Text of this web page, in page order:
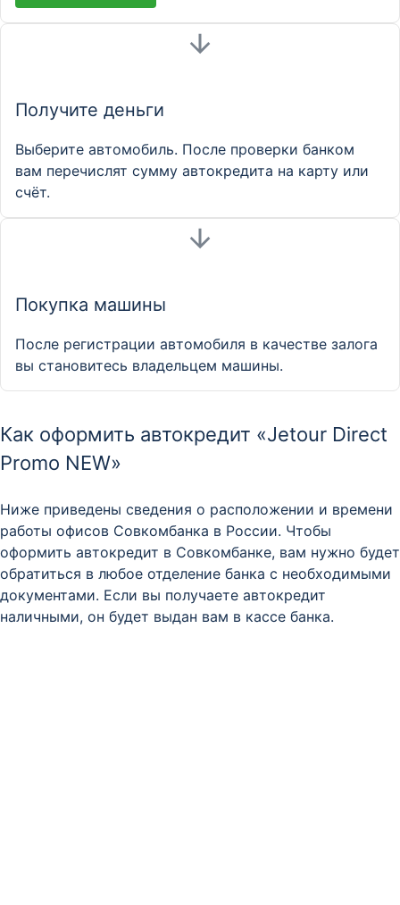
Получите деньги
Выберите автомобиль. После проверки банком
вам перечислят сумму автокредита на карту или
счёт.
Покупка машины
После регистрации автомобиля в качестве залога
вы становитесь владельцем машины.
Как оформить автокредит «Jetour Direct
Promo NEW»
Ниже приведены сведения о расположении и времени
работы офисов Совкомбанка в России. Чтобы
оформить автокредит в Совкомбанке, вам нужно будет
обратиться в любое отделение банка с необходимыми
документами. Если вы получаете автокредит
наличными, он будет выдан вам в кассе банка.